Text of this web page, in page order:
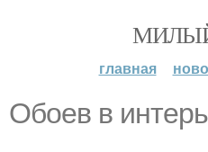
главная
Обоев в